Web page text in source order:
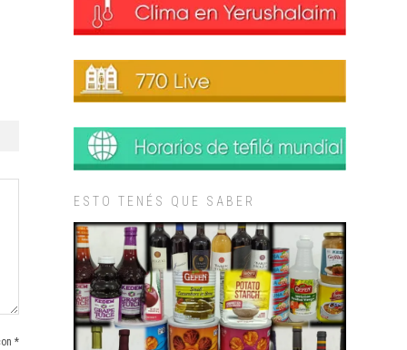
*
ESTO TENÉS QUE SABER